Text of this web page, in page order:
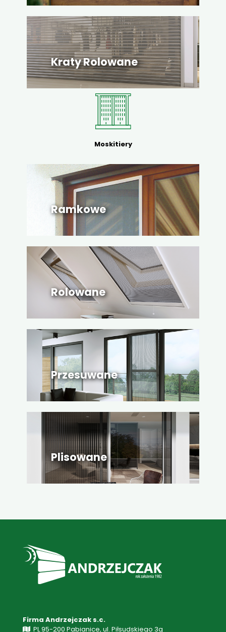
Kraty Rolowane
Moskitiery
Ramkowe
Rolowane
Przesuwane
Plisowane
Firma Andrzejczak s.c.
PL 95-200 Pabianice, ul. Piłsudskiego 3g